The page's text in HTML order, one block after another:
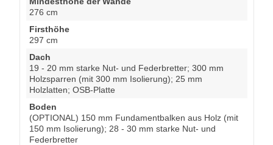
276 cm
Firsthöhe
297 cm
Dach
19 - 20 mm starke Nut- und Federbretter; 300 mm
Holzsparren (mit 300 mm Isolierung); 25 mm
Holzlatten; OSB-Platte
Boden
(OPTIONAL) 150 mm Fundamentbalken aus Holz (mit
150 mm Isolierung); 28 - 30 mm starke Nut- und
Federbretter